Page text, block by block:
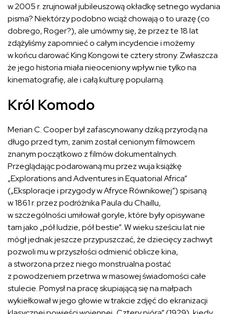
w 2005 r. zrujnował jubileuszową okładkę setnego wydania
pisma? Niektórzy podobno wciąż chowają o to urazę (co
dobrego, Roger?), ale umówmy się, że przez te 18 lat
zdążyliśmy zapomnieć o całym incydencie i możemy
w końcu darować King Kongowi te cztery strony. Zwłaszcza
że jego historia miała nieoceniony wpływ nie tylko na
kinematografię, ale i całą kulturę popularną.
Król Komodo
Merian C. Cooper był zafascynowany dziką przyrodą na
długo przed tym, zanim został cenionym filmowcem
znanym początkowo z filmów dokumentalnych.
Przeglądając podarowaną mu przez wuja książkę
„Explorations and Adventures in Equatorial Africa”
(„Eksploracje i przygody w Afryce Równikowej”) spisaną
w 1861 r. przez podróżnika Paula du Chaillu,
w szczególności umiłował goryle, które były opisywane
tam jako „pół ludzie, pół bestie”. W wieku sześciu lat nie
mógł jednak jeszcze przypuszczać, że dziecięcy zachwyt
pozwoli mu w przyszłości odmienić oblicze kina,
a stworzona przez niego monstrualna postać
z powodzeniem przetrwa w masowej świadomości całe
stulecie. Pomysł na pracę skupiającą się na małpach
wykiełkował w jego głowie w trakcie zdjęć do ekranizacji